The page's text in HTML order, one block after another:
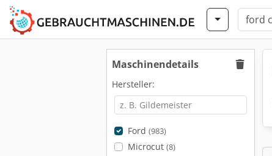
Maschinendetails
Hersteller:
Ford (983)
Microcut (8)